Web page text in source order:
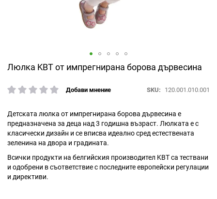
Люлка KBT от импрегнирана борова дървесина
рейтинг:
Добави мнение SKU 120.001.010.001
Детската люлка от импрегнирана борова дървесина е
предназначена за деца над 3 годишна възраст. Люлката е с
класически дизайн и се вписва идеално сред естествената
зеленина на двора и градината.
Всички продукти на белгийския производител KBT са тествани
и одобрени в съответствие с последните европейски регулации
и директиви.
Преминете
началото
на
със
снимки